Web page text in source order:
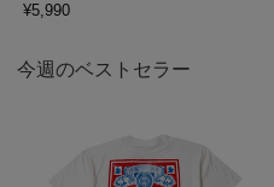
¥5,990
今週のベストセラー